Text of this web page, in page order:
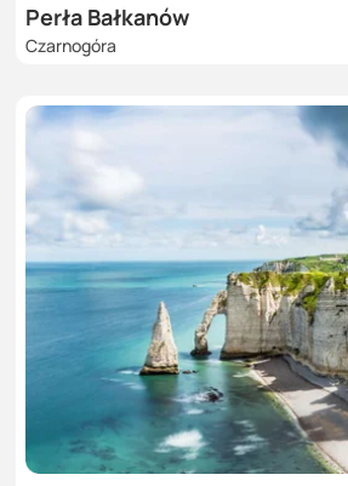
Perła Bałkanów
Czarnogóra